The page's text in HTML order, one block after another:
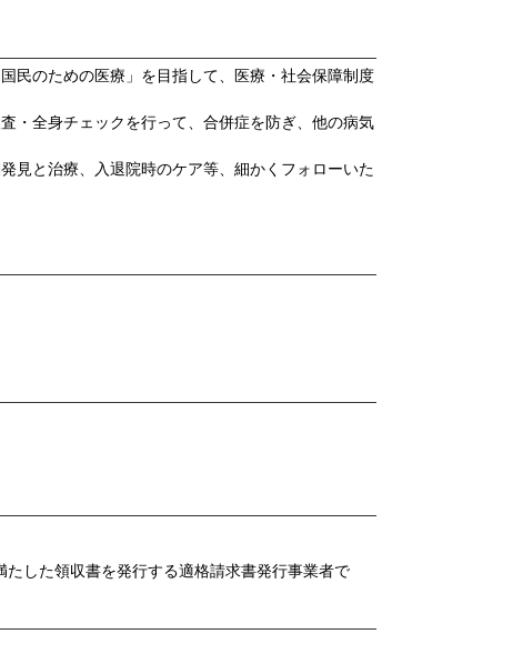
民のための医療」を目指して、医療・社会保障制度
・全身チェックを行って、合併症を防ぎ、他の病気
見と治療、入退院時のケア等、細かくフォローいた
たした領収書を発行する適格請求書発行事業者で